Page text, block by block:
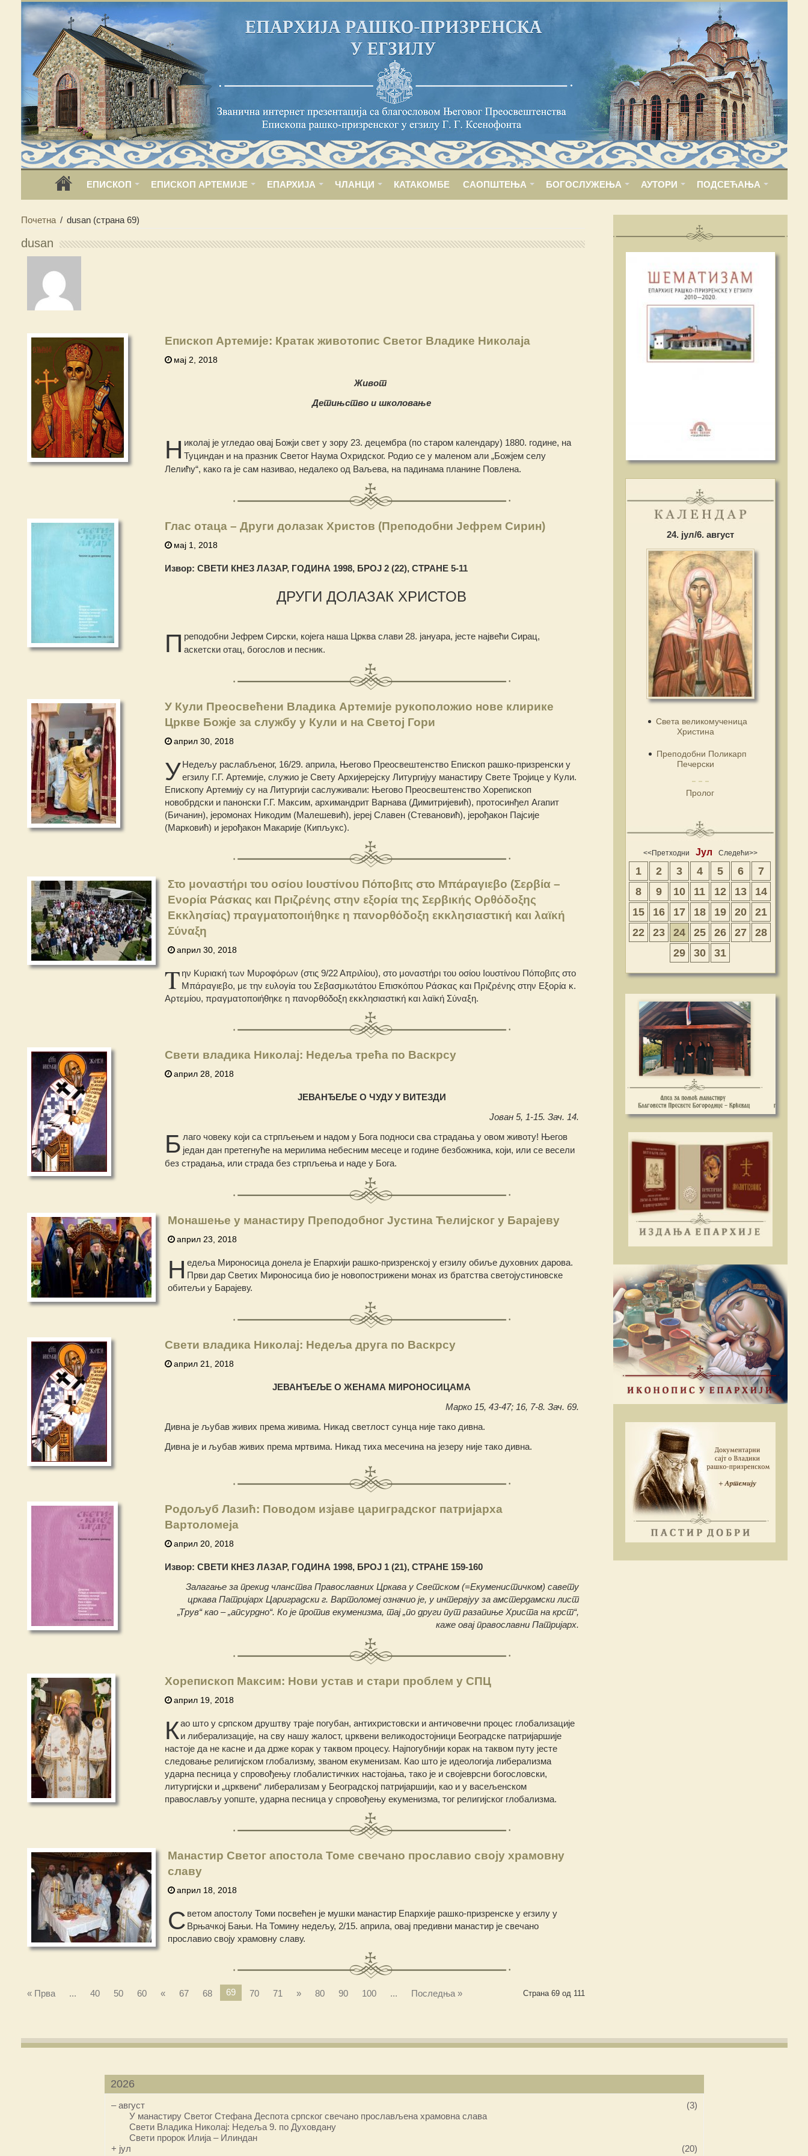
ЕПИСКОП ЕПИСКОП АРТЕМИЈЕ ЕПАРХИЈА ЧЛАНЦИ КАТАКОМБЕ САОПШТЕЊА БОГОСЛУЖЕЊА АУТОРИ ПОДСЕЋАЊА
Почетна / dusan(страна 69)
dusan
Епископ Артемије: Кратак животопис Светог Владике Николаја
мај 2, 2018
Живот
Детињство и школовање
Н иколај је угледао овај Божји свет у зору 23. децембра (по старом календару) 1880. године, на
Туциндан и на празник Светог Наума Охридског. Родио се у маленом али „Божјем селу
Лелићу“, како га је сам називао, недалеко од Ваљева, на падинама планине Повлена.
Глас отаца – Други долазак Христов (Преподобни Јефрем Сирин)
мај 1, 2018
Извор: СВЕТИ КНЕЗ ЛАЗАР, ГОДИНА 1998, БРОЈ 2 (22), СТРАНЕ 5-11
ДРУГИ ДОЛАЗАК ХРИСТОВ
П реподобни Јефрем Сирски, којега наша Црква слави 28. јануара, јесте највећи Сирац,
аскетски отац, богослов и песник.
У Кули Преосвећени Владика Артемије рукоположио нове клирике
Цркве Божје за службу у Кули и на Светој Гори
април 30, 2018
УНедељу раслабљеног, 16/29. априла, Његово Преосвештенство Епископ рашко-призренски у
егзилу Г.Г. Артемије, служио је Свету Архијерејску Литургијуу манастиру Свете Тројице у Кули.
Епископу Артемију су на Литургији саслуживали: Његово Преосвештенство Хорепископ
новобрдски и панонски Г.Г. Максим, архимандрит Варнава (Димитријевић), протосинђел Агапит
(Бичанин), јеромонах Никодим (Малешевић), јереј Славен (Стевановић), јерођакон Пајсије
(Марковић) и јерођакон Макарије (Кипљукс).
Στο μοναστήρι του οσίου Ιουστίνου Πόποβιτς στο Μπάραγιεβο (Σερβία –
Ενορία Ράσκας και Πριζρένης στην εξορία της Σερβικής Ορθόδοξης
Εκκλησίας) πραγματοποιήθηκε η πανορθόδοξη εκκλησιαστική και λαϊκή
Σύναξη
април 30, 2018
Τ ην Κυριακή των Μυροφόρων (στις 9/22 Απριλίου), στο μοναστήρι του οσίου Ιουστίνου Πόποβιτς στο
Μπάραγιεβο, με την ευλογία του Σεβασμιωτάτου Επισκόπου Ράσκας και Πριζρένης στην Εξορία κ.
Αρτεμίου, πραγματοποιήθηκε η πανορθόδοξη εκκλησιαστική και λαϊκή Σύναξη.
Свети владика Николај: Недеља трећа по Васкрсу
април 28, 2018
ЈЕВАНЂЕЉЕ О ЧУДУ У ВИТЕЗДИ
Јован 5, 1-15. Зач. 14.
Б лаго човеку који са стрпљењем и надом у Бога подноси сва страдања у овом животу! Његов
један дан претегнуће на мерилима небесним месеце и године безбожника, који, или се весели
без страдања, или страда без стрпљења и наде у Бога.
Монашење у манастиру Преподобног Јустина Ћелијског у Барајеву
април 23, 2018
Н едеља Мироносица донела је Епархији рашко-призренској у егзилу обиље духовних дарова.
Први дар Светих Мироносица био је новопострижени монах из братства светојустиновске
обитељи у Барајеву.
Свети владика Николај: Недеља друга по Васкрсу
април 21, 2018
ЈЕВАНЂЕЉЕ О ЖЕНАМА МИРОНОСИЦАМА
Марко 15, 43-47; 16, 7-8. Зач. 69.
Дивна је љубав живих према живима. Никад светлост сунца није тако дивна.
Дивна је и љубав живих према мртвима. Никад тиха месечина на језеру није тако дивна.
Родољуб Лазић: Поводом изјаве цариградског патријарха
Вартоломеја
април 20, 2018
Извор: СВЕТИ КНЕЗ ЛАЗАР, ГОДИНА 1998, БРОЈ 1 (21), СТРАНЕ 159-160
Залагање за прекид чланства Православних Цркава у Светском (=Екуменистичком) савету
цркава Патријарх Цариградски г. Вартоломеј означио је, у интервјуу за амстердамски лист
„Трув“ као – „апсурдно“. Ко је против екуменизма, тај „по други пут разапиње Христа на крст“,
каже овај православни Патријарх.
Хорепископ Максим: Нови устав и стари проблем у СПЦ
април 19, 2018
Као што у српском друштву траје погубан, антихристовски и античовечни процес глобализације
и либерализације, на сву нашу жалост, црквени великодостојници Београдске патријаршије
настоје да не касне и да држе корак у таквом процесу. Најпогубнији корак на таквом путу јесте
следовање религијском глобализму, званом екуменизам. Као што је идеологија либерализма
ударна песница у спровођењу глобалистичких настојања, тако је и својеврсни богословски,
литургијски и „црквени“ либерализам у Београдској патријаршији, као и у васељенском
православљу уопште, ударна песница у спровођењу екуменизма, тог религијског глобализма.
Манастир Светог апостола Томе свечано прославио своју храмовну
славу
април 18, 2018
С ветом апостолу Томи посвећен је мушки манастир Епархије рашко-призренске у егзилу у
Врњачкој Бањи. На Томину недељу, 2/15. априла, овај предивни манастир је свечано
прославио своју храмовну славу.
Страна 69 од 111
« Прва ... 40 50 60 « 67 68 69 70 71 » 80 90 100 ... Последња »
24. јул/6. август
Света великомученица
Христина
Преподобни Поликарп
Печерски
Пролог
<<Претходни Јул Следећи>>
1 2 3 4 5 6
7
8
9 10 11 12 13
14
15
16 17 18 19 20
21
22
23 24 25 26 27
28
29
30 31
2026
–август
(3)
У манастиру Светог Стефана Деспота српског свечано прослављена храмовна слава
Свети Владика Николај: Недеља 9. по Духовдану
Свети пророк Илија – Илиндан
+ јул
(20)